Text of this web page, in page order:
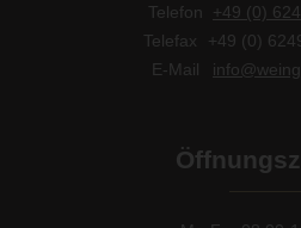
Telefon
+49 (0)
Telefax
+49 (0)
E-Mail